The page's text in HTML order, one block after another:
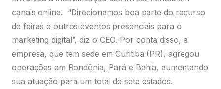
sua atuação para um total de sete estados.
Customização, adaptação, flexibilidade e foco
nos clientes eram características importantes
para negócios de TI, agora, são fundamentais
para sua sobrevivência e diferenciação dos
concorrentes.